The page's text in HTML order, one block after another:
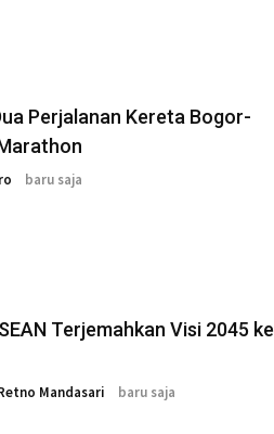
Perjalanan Kereta Bogor-
baru saja
Terjemahkan Visi 2045 ke
Mandasari baru saja